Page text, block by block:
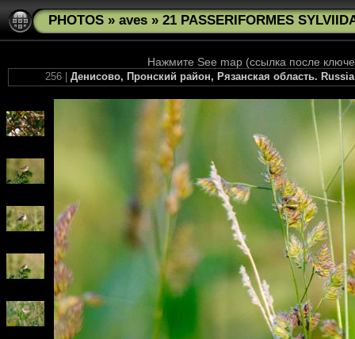
PHOTOS » aves » 21 PASSERIFORMES
Нажмите See map (ссылка после
256 | Денисово, Пронский район, Рязанская область.